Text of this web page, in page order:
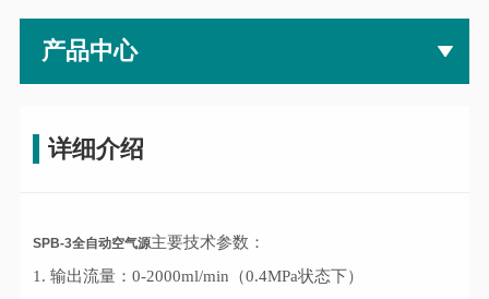
产品中心
详细介绍
SPB-3全自动空气源主要技术参数：
1. 输出流量：0-2000ml/min（0.4MPa状态下）